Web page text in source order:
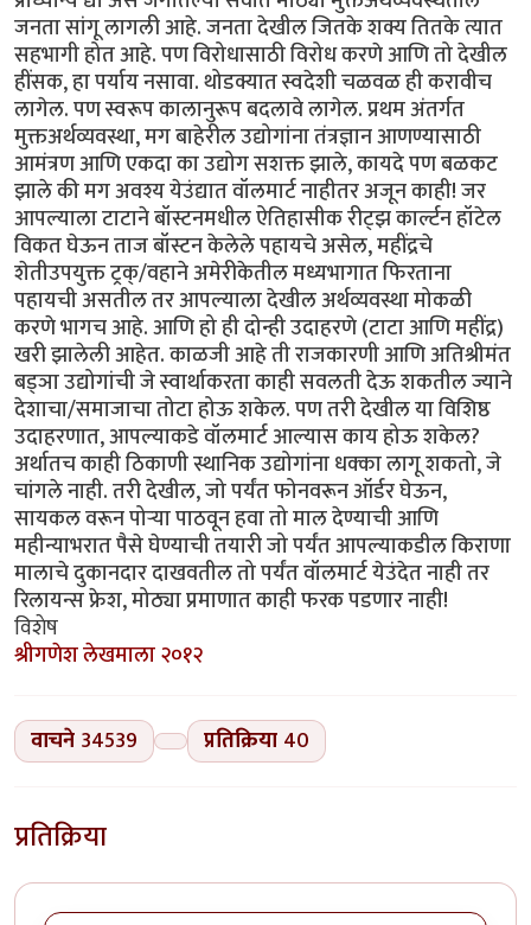
जनता सांगू लागली आहे. जनता देखील जितके शक्य तितके त्यात
सहभागी होत आहे. पण विरोधासाठी विरोध करणे आणि तो देखील
हींसक, हा पर्याय नसावा. थोडक्यात स्वदेशी चळवळ ही करावीच
लागेल. पण स्वरूप कालानुरूप बदलावे लागेल. प्रथम अंतर्गत
मुक्तअर्थव्यवस्था, मग बाहेरील उद्योगांना तंत्रज्ञान आणण्यासाठी
आमंत्रण आणि एकदा का उद्योग सशक्त झाले, कायदे पण बळकट
झाले की मग अवश्य येउंद्यात वॉलमार्ट नाहीतर अजून काही! जर
आपल्याला टाटाने बॉस्टनमधील ऐतिहासीक रीट्झ कार्ल्टन हॉटेल
विकत घेऊन ताज बॉस्टन केलेले पहायचे असेल, महींद्रचे
शेतीउपयुक्त ट्रक्/वहाने अमेरीकेतील मध्यभागात फिरताना
पहायची असतील तर आपल्याला देखील अर्थव्यवस्था मोकळी
करणे भागच आहे. आणि हो ही दोन्ही उदाहरणे (टाटा आणि महींद्र)
खरी झालेली आहेत. काळजी आहे ती राजकारणी आणि अतिश्रीमंत
बड्ञा उद्योगांची जे स्वार्थाकरता काही सवलती देऊ शकतील ज्याने
देशाचा/समाजाचा तोटा होऊ शकेल. पण तरी देखील या विशिष्ठ
उदाहरणात, आपल्याकडे वॉलमार्ट आल्यास काय होऊ शकेल?
अर्थातच काही ठिकाणी स्थानिक उद्योगांना धक्का लागू शकतो, जे
चांगले नाही. तरी देखील, जो पर्यंत फोनवरून ऑर्डर घेऊन,
सायकल वरून पोर्‍या पाठवून हवा तो माल देण्याची आणि
महीन्याभरात पैसे घेण्याची तयारी जो पर्यंत आपल्याकडील किराणा
मालाचे दुकानदार दाखवतील तो पर्यंत वॉलमार्ट येउंदेत नाही तर
रिलायन्स फ्रेश, मोठ्या प्रमाणात काही फरक पडणार नाही!
विशेष
श्रीगणेश लेखमाला २०१२
वाचने 34539 प्रतिक्रिया 40
प्रतिक्रिया